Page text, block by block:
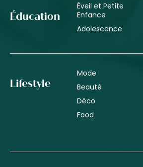
Éducation
Éveil et Petite
Enfance
Adolescence
Lifestyle
Mode
Beauté
Déco
Food